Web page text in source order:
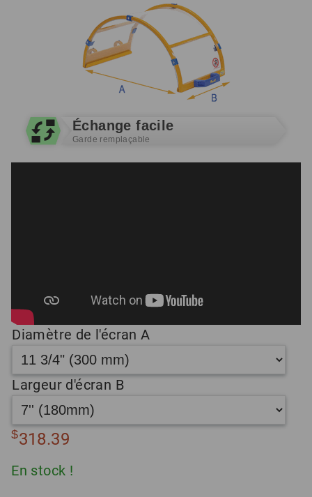
Échange facile
Garde remplaçable
Diamètre de l'écran A
Largeur d'écran B
$318.39
En stock !